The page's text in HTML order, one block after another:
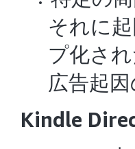
それに
プ化さ
広告起
Kindle